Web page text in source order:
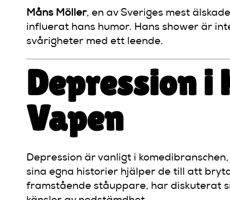
Måns Möller, en av Sveriges mest
influerat hans humor. Hans shower är
svårigheter med ett leende.
Depression i
Vapen
Depression är vanligt i
sina egna historier hjälper de till att
framstående ståuppare, har diskuterat